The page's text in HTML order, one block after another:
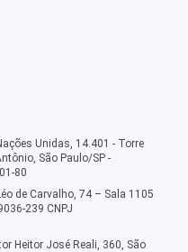
Unidas, 14.401 - Torre
São Paulo/SP -
80
de Carvalho, 74 – Sala 1105
239 CNPJ
Heitor José Reali, 360, São